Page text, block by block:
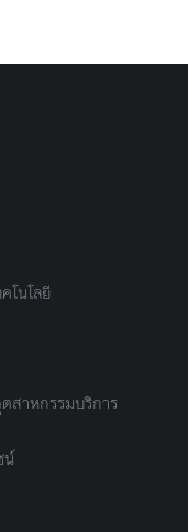
โนโลยี
สาหกรรมบริการ
น์